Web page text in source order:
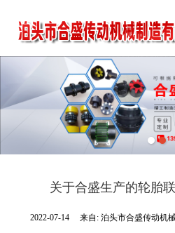
关于合盛生产的轮胎
2022-07-14 来自: 泊头市合盛传动机